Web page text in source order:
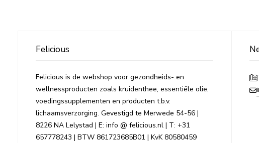
Felicious
Felicious is de webshop voor gezondheids- en
wellnessproducten zoals kruidenthee, essentiële olie,
voedingssupplementen en producten t.b.v.
lichaamsverzorging. Gevestigd te Merwede 54-56 |
8226 NA Lelystad | E: info @ felicious.nl | T: +31
657778243 | BTW 861723685B01 | KvK 80580459